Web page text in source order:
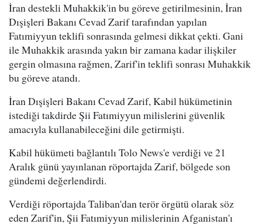
İran destekli Muhakkik'in bu göreve getirilmesinin, İran
Dışişleri Bakanı Cevad Zarif tarafından yapılan
Fatımiyyun teklifi sonrasında gelmesi dikkat çekti. Gani
ile Muhakkik arasında yakın bir zamana kadar ilişkiler
gergin olmasına rağmen, Zarif'in teklifi sonrası Muhakkik
bu göreve atandı.
İran Dışişleri Bakanı Cevad Zarif, Kabil hükümetinin
istediği takdirde Şii Fatımiyyun milislerini güvenlik
amacıyla kullanabileceğini dile getirmişti.
Kabil hükümeti bağlantılı Tolo News'e verdiği ve 21
Aralık günü yayınlanan röportajda Zarif, bölgede son
gündemi değerlendirdi.
Verdiği röportajda Taliban'dan terör örgütü olarak söz
eden Zarif'in, Şii Fatımiyyun milislerinin Afganistan'ı